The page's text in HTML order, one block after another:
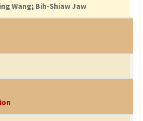
Wang; Bih-Shiaw Jaw